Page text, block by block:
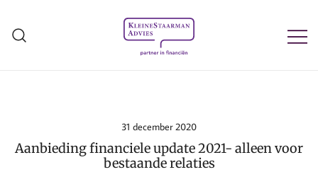
naar
31 december 2020
Aanbieding financiele update 2021- alleen voor
bestaande relaties